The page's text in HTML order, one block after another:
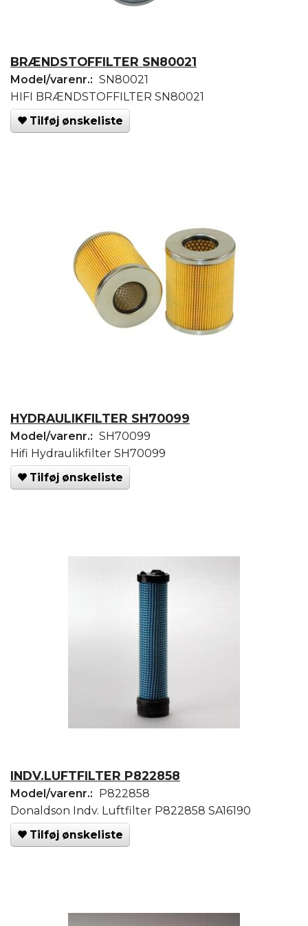
BRÆNDSTOFFILTER SN80021
Model/varenr.: SN80021
HIFI BRÆNDSTOFFILTER SN80021
Tilføj ønskeliste
HYDRAULIKFILTER SH70099
Model/varenr.: SH70099
Hifi Hydraulikfilter SH70099
Tilføj ønskeliste
INDV.LUFTFILTER P822858
Model/varenr.: P822858
Donaldson Indv. Luftfilter P822858 SA16190
Tilføj ønskeliste